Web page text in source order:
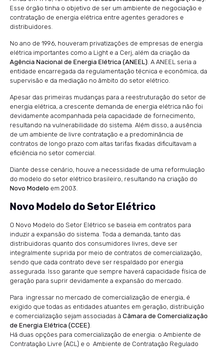
Esse órgão tinha o objetivo de ser um ambiente de negociação e
contratação de energia elétrica entre agentes geradores e
distribuidores.
No ano de 1996, houveram privatizações de empresas de energia
elétrica importantes como a Light e a Cerj, além da criação da
Agência Nacional de Energia Elétrica (ANEEL). A ANEEL seria a
entidade encarregada da regulamentação técnica e econômica, da
supervisão e da mediação no âmbito do setor elétrico.
Apesar das primeiras mudanças para a reestruturação do setor de
energia elétrica, a crescente demanda de energia elétrica não foi
devidamente acompanhada pela capacidade de fornecimento,
resultando na vulnerabilidade do sistema. Além disso, a ausência
de um ambiente de livre contratação e a predominância de
contratos de longo prazo com altas tarifas fixadas dificultavam a
eficiência no setor comercial.
Diante desse cenário, houve a necessidade de uma reformulação
do modelo do setor elétrico brasileiro, resultando na criação do
Novo Modelo em 2003.
Novo Modelo do Setor Elétrico
O Novo Modelo do Setor Elétrico se baseia em contratos para
induzir a expansão do sistema. Toda a demanda, tanto das
distribuidoras quanto dos consumidores livres, deve ser
integralmente suprida por meio de contratos de comercialização,
sendo que cada contrato deve ser respaldado por energia
assegurada. Isso garante que sempre haverá capacidade física de
geração para suprir devidamente a expansão do mercado.
Para ingressar no mercado de comercialização de energia, é
exigido que todas as entidades atuantes em geração, distribuição
e comercialização sejam associadas à Câmara de Comercialização
de Energia Elétrica (CCEE).
Há duas opções para comercialização de energia: o Ambiente de
Contratação Livre (ACL) e o Ambiente de Contratação Regulado